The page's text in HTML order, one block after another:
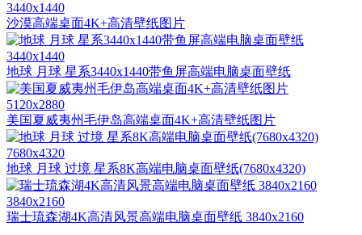
3440x1440
沙漠高端桌面4K+高清壁纸图片
3440x1440
地球 月球 星系3440x1440带鱼屏高端电脑桌面壁纸
5120x2880
美国夏威夷州毛伊岛高端桌面4K+高清壁纸图片
7680x4320
地球 月球 过境 星系8K高端电脑桌面壁纸(7680x4320)
3840x2160
瑞士琉森湖4K高清风景高端电脑桌面壁纸 3840x2160